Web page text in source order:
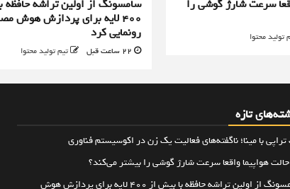
سرعت شارژ گوشی را
تولید محتوا
سامسونگ از اولین تراشه حافظه
۴۰۰ لایه برای پردازش هوش
رونمایی کرد
تیم تولید محتوا
تازه
با مینا؛ ناگفته‌های فعالیت یک زن در اکوسیستم فناوری
حالت هواپیما واقعا سرعت شارژ گوشی را بیشتر می‌کند؟
سامسونگ از اولین تراشه حافظه با بیش از ۴۰۰ لایه برای پردازش هوش